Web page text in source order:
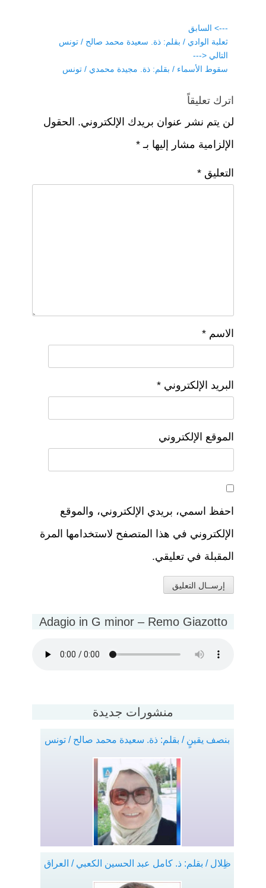
o
o
k
p
تصفّح
المقالات
---> السابق
Previous
post:
ثعلبة الوادي / بقلم: ذة. سعيدة محمد صالح / تونس
التالي <---
Next
سقوط الأسماء / بقلم: ذة. مجيدة محمدي / تونس
اترك تعليقاً
لن يتم نشر عنوان بريدك الإلكتروني. الحقول
الإلزامية مشار إليها بـ *
التعليق *
الاسم *
البريد الإلكتروني *
الموقع الإلكتروني
احفظ اسمي، بريدي الإلكتروني، والموقع
الإلكتروني في هذا المتصفح لاستخدامها المرة
المقبلة في تعليقي.
Adagio in G minor – Remo Giazotto
منشورات جديدة
بنصف يقينٍ / بقلم: ذة. سعيدة محمد صالح / تونس
ظِلال / بقلم: ذ. كامل عبد الحسين الكعبي / العراق